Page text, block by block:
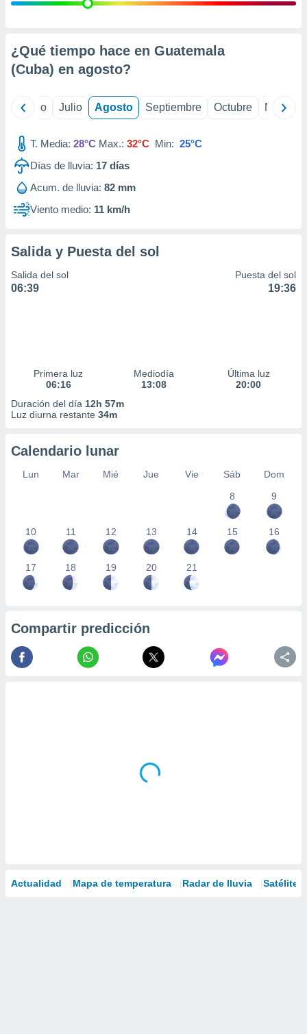
e
mediante
publicidad
de
1199
¿Qué tiempo hace en Guatemala
(Cuba) en agosto?
Junio Julio Agosto Septiembre Octubre
T. Media: 28°C Max.: 32°C Min: 25°C
Días de lluvia: 17 días
Acum. de lluvia: 82 mm
Viento medio: 11 km/h
Salida y Puesta del sol
Salida del sol
06:39
Puesta del sol
19:36
Primera luz
06:16
Mediodía
13:08
Última luz
20:00
Duración del día 12h 57m
Luz diurna restante 34m
Calendario lunar
Lun Mar Mié Jue Vie Sáb
Dom
8
9
10 11 12 13 14 15 16
17 18 19 20 21
Compartir predicción
Actualidad Mapa de temperatura Radar de lluvia Satélites